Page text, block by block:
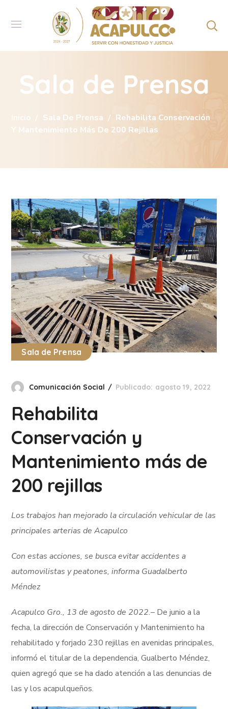
Sala de Prensa
Inicio Sala De Prensa
Rehabilita Conservación
Y Mantenimiento Más De 200 Rejillas
Sala de Prensa
Comunicación Social Publicado: agosto 19, 2022
Rehabilita
Conservación y
Mantenimiento más de
200 rejillas
Los trabajos han mejorado la circulación vehicular de las
principales arterias de Acapulco
Con estas acciones, se busca evitar accidentes a
automovilistas y peatones, informa Guadalberto
Méndez
Acapulco Gro., 13 de agosto de 2022.– De junio a la
fecha, la dirección de Conservación y Mantenimiento ha
rehabilitado y forjado 230 rejillas en avenidas principales,
informó el titular de la dependencia, Gualberto Méndez,
quien agregó que se ha dado atención a las denuncias de
las y los acapulqueños.